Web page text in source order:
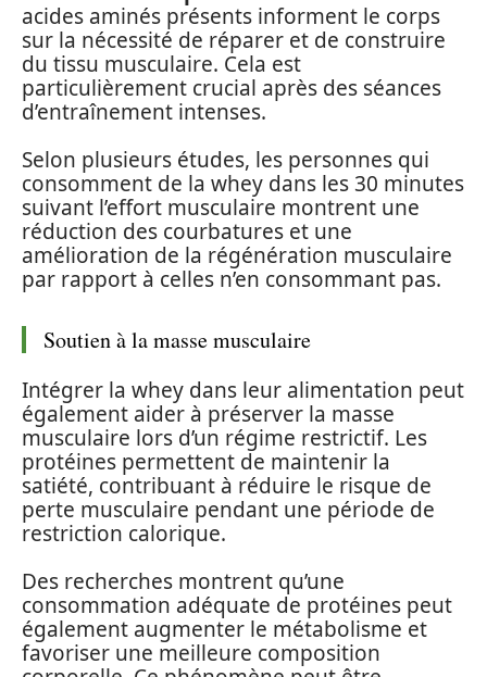
acides aminés présents informent le corps
sur la nécessité de réparer et de construire
du tissu musculaire. Cela est
particulièrement crucial après des séances
d’entraînement intenses.
Selon plusieurs études, les personnes qui
consomment de la whey dans les 30 minutes
suivant l’effort musculaire montrent une
réduction des courbatures et une
amélioration de la régénération musculaire
par rapport à celles n’en consommant pas.
Soutien à la masse musculaire
Intégrer la whey dans leur alimentation peut
également aider à préserver la masse
musculaire lors d’un régime restrictif. Les
protéines permettent de maintenir la
satiété, contribuant à réduire le risque de
perte musculaire pendant une période de
restriction calorique.
Des recherches montrent qu’une
consommation adéquate de protéines peut
également augmenter le métabolisme et
favoriser une meilleure composition